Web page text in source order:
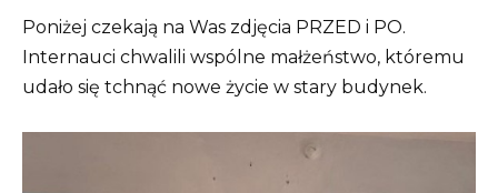
Poniżej czekają na Was zdjęcia PRZED i PO.
Internauci chwalili wspólne małżeństwo, któremu
udało się tchnąć nowe życie w stary budynek.